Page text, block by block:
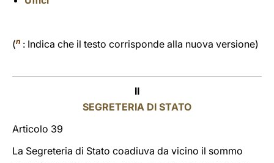
(n : Indica che il testo corrisponde alla nuova versione)
II
SEGRETERIA DI STATO
Articolo 39
La Segreteria di Stato coadiuva da vicino il sommo